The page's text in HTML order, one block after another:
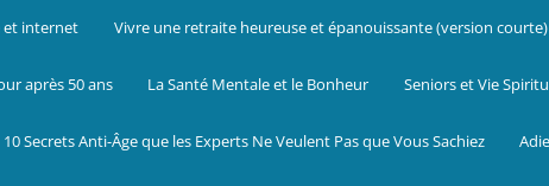
internet Vivre une retraite heureuse et épanouissante (version courte)
après 50 ans La Santé Mentale et le Bonheur Seniors et Vie
10 Secrets Anti-Âge que les Experts Ne Veulent Pas que Vous Sachiez